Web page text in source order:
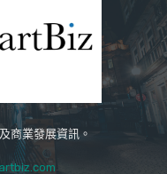
商業發展資訊。